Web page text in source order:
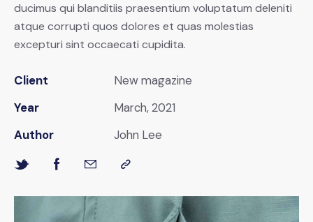
ducimus qui blanditiis praesentium voluptatum deleniti
atque corrupti quos dolores et quas molestias
excepturi sint occaecati cupidita.
Client
New magazine
Year
March, 2021
Author
John Lee